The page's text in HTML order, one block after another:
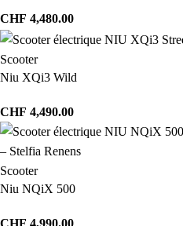
CHF 4,480.00
Scooter
Niu XQi3 Wild
CHF 4,490.00
Scooter
Niu NQiX 500
CHF 4,990.00